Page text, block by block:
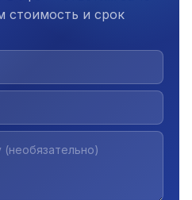
стоимость и срок